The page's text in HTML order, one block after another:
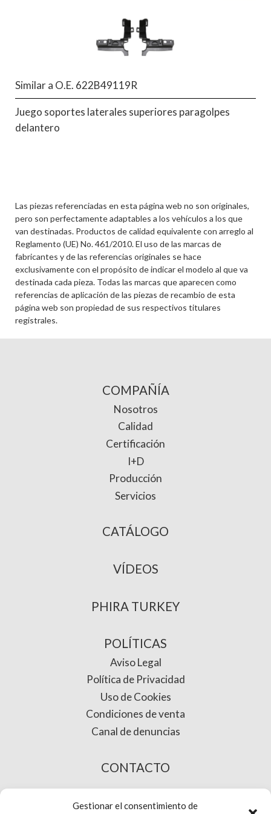
Gestionar el consentimiento de
Similar a O.E. 622B49119R
Juego soportes laterales superiores paragolpes
delantero
Las piezas referenciadas en esta página web no son originales,
pero son perfectamente adaptables a los vehículos a los que
van destinadas. Productos de calidad equivalente con arreglo al
Reglamento (UE) No. 461/2010. El uso de las marcas de
fabricantes y de las referencias originales se hace
exclusivamente con el propósito de indicar el modelo al que va
destinada cada pieza. Todas las marcas que aparecen como
referencias de aplicación de las piezas de recambio de esta
página web son propiedad de sus respectivos titulares
registrales.
COMPAÑÍA
Nosotros
Calidad
Certificación
I+D
Producción
Servicios
CATÁLOGO
VÍDEOS
PHIRA TURKEY
POLÍTICAS
Aviso Legal
Política de Privacidad
Uso de Cookies
Condiciones de venta
Canal de denuncias
CONTACTO
COMPRA ONLINE